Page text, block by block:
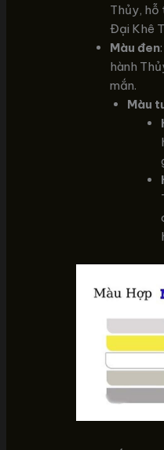
Thủy, hỗ
Đại Khê
Màu đen
hành
mắn.
Màu